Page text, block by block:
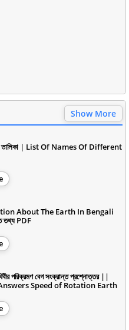
Show More
তালিকা | List Of Names Of Different
About The Earth In Bengali
তথ্য PDF
পরিক্রমণ বেগ সংক্রান্ত প্রশ্নোত্তর ||
Speed of Rotation Earth